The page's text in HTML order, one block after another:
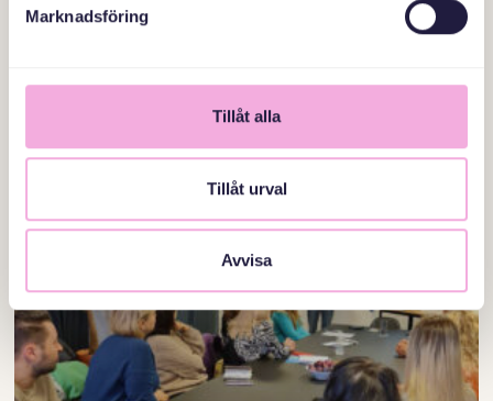
Marknadsföring
Tillåt alla
Tillåt urval
Avvisa
پدران
«مهمترین چیز این است که به عنوان یک پدر حضور داشته
باشید. جلسات پدر این فرصت را به ما می دهد.» این چیزی